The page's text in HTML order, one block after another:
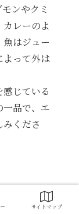
ンやクミ
レーのよ
はジュー
よって外は
じている
品で、エ
くださ
ュ、なす
サイトマップ